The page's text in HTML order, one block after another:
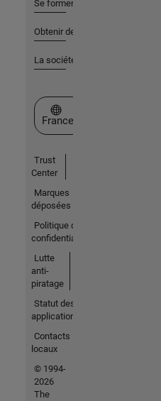
Se former
Obtenir de l'aide
La société
Sélectionner un site web
France
Trust
Center
Marques
déposées
Politique de
confidentialité
Lutte
anti-
piratage
Statut des
applications
Contacts
locaux
© 1994-
2026
The